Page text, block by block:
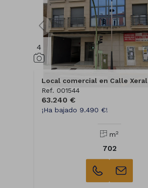
4
Local comercial en Calle Xeral
Ref. 001544
63.240 €
¡Ha bajado 9.490 €!
m2
702